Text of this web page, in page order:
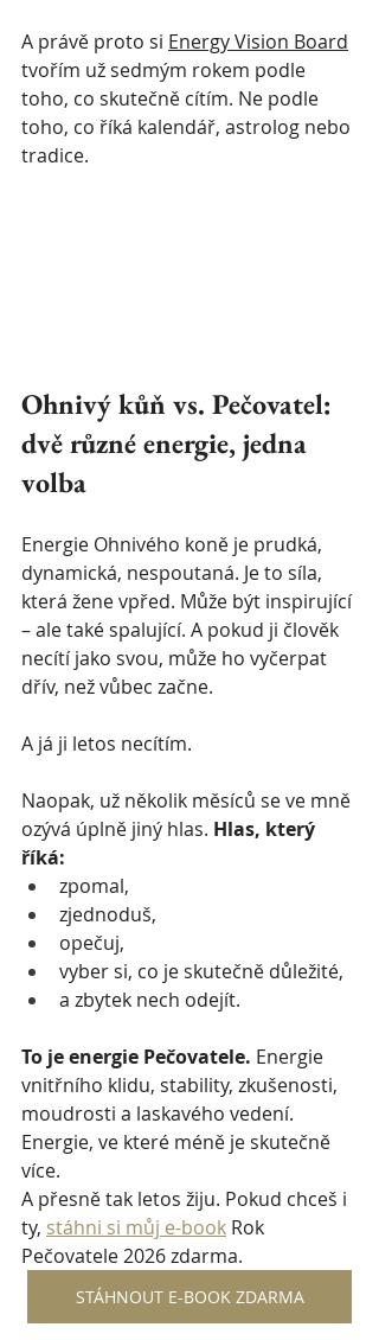
A právě proto si Energy Vision Board
tvořím už sedmým rokem podle
toho, co skutečně cítím. Ne podle
toho, co říká kalendář, astrolog nebo
tradice.
Ohnivý kůň vs. Pečovatel:
dvě různé energie, jedna
volba
Energie Ohnivého koně je prudká,
dynamická, nespoutaná. Je to síla,
která žene vpřed. Může být inspirující
– ale také spalující. A pokud ji člověk
necítí jako svou, může ho vyčerpat
dřív, než vůbec začne.
A já ji letos necítím.
Naopak, už několik měsíců se ve mně
ozývá úplně jiný hlas. Hlas, který
říká:
zpomal,
zjednoduš,
opečuj,
vyber si, co je skutečně důležité,
a zbytek nech odejít.
To je energie Pečovatele. Energie
vnitřního klidu, stability, zkušenosti,
moudrosti a laskavého vedení.
Energie, ve které méně je skutečně
více.
A přesně tak letos žiju. Pokud chceš i
ty, stáhni si můj e-book Rok
Pečovatele 2026 zdarma.
STÁHNOUT E-BOOK ZDARMA